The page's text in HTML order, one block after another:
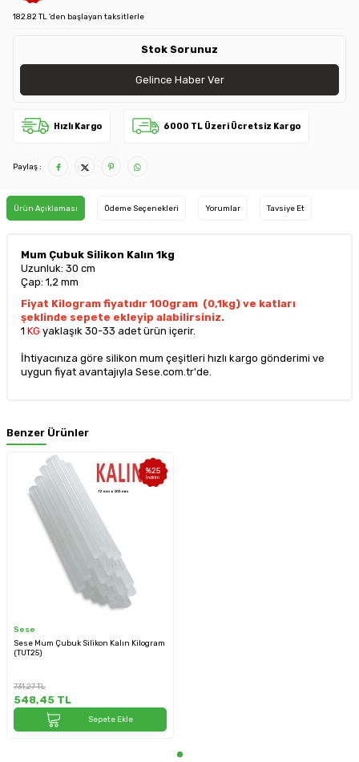
182.82 TL 'den başlayan taksitlerle
Stok Sorunuz
Gelince Haber Ver
Hızlı Kargo 6000 TL Üzeri Ücretsiz Kargo
Paylaş :
Ürün Açıklaması Ödeme Seçenekleri Yorumlar Tavsiye Et
Mum Çubuk Silikon Kalın 1kg
Uzunluk: 30 cm
Çap: 1,2 mm
Fiyat Kilogram fiyatıdır 100gram (0,1kg) ve katları
şeklinde sepete ekleyip alabilirsiniz.
1 KG yaklaşık 30-33 adet ürün içerir.
İhtiyacınıza göre silikon mum çeşitleri hızlı kargo gönderimi ve
uygun fiyat avantajıyla Sese.com.tr'de.
Benzer Ürünler
%25
İndirim
Sese
Sese Mum Çubuk Silikon Kalın Kilogram
(TUT25)
731,27TL
548,45 TL
Sepete Ekle